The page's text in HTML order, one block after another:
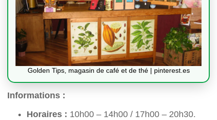
Golden Tips, magasin de café et de thé | pinterest.es
Informations :
Horaires : 10h00 – 14h00 / 17h00 – 20h30.